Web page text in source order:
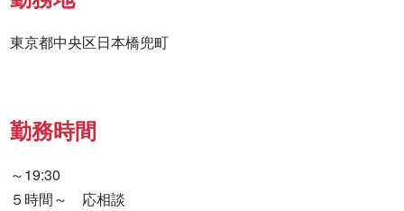
東京都中央区日本橋兜町
勤務時間
～19:30
５時間～　応相談